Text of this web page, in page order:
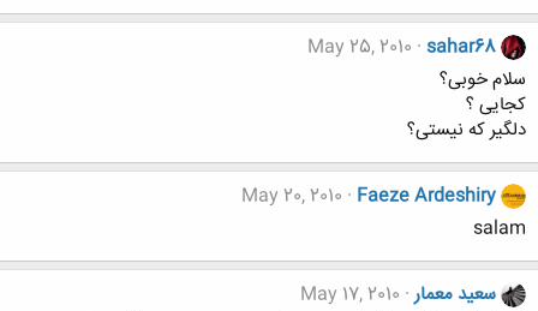
sahar68
May 25, 2010
سلام خوبی؟
کجایی ؟
دلگیر که نیستی؟
Faeze Ardeshiry
May 20, 2010
salam
سعید معمار May 17, 2010